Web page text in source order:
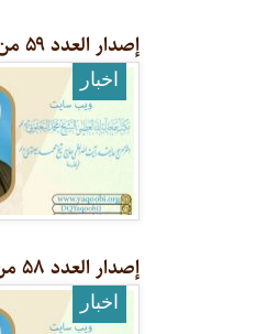
إصدار العدد ۵۹ من نشره “نور” باللغه الفارسیه
اخبار
إصدار العدد ۵۸ من نشره “نور” باللغه الفارسیه
اخبار